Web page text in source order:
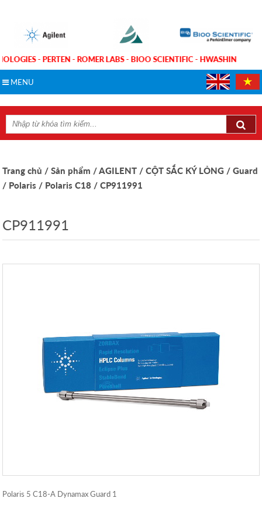
- PERTEN - ROMER LABS - BIOO SCIENTIFIC - HWASHIN
MENU
Trang chủ / Sản phẩm / AGILENT / CỘT SẮC KÝ LỎNG / Guard
/ Polaris / Polaris C18 / CP911991
CP911991
Polaris 5 C18-A Dynamax Guard 1